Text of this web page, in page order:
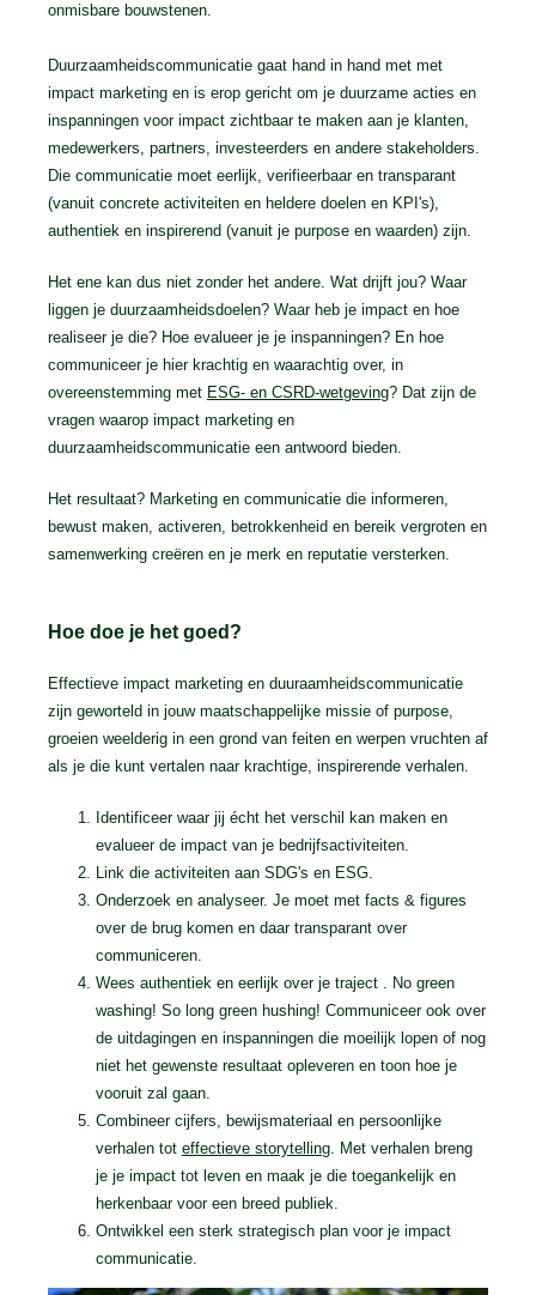
onmisbare bouwstenen.
Duurzaamheidscommunicatie gaat hand in hand met met
impact marketing en is erop gericht om je duurzame acties en
inspanningen voor impact zichtbaar te maken aan je klanten,
medewerkers, partners, investeerders en andere stakeholders.
Die communicatie moet eerlijk, verifieerbaar en transparant
(vanuit concrete activiteiten en heldere doelen en KPI's),
authentiek en inspirerend (vanuit je purpose en waarden) zijn.
Het ene kan dus niet zonder het andere. Wat drijft jou? Waar
liggen je duurzaamheidsdoelen? Waar heb je impact en hoe
realiseer je die? Hoe evalueer je je inspanningen? En hoe
communiceer je hier krachtig en waarachtig over, in
overeenstemming met ESG- en CSRD-wetgeving? Dat zijn de
vragen waarop impact marketing en
duurzaamheidscommunicatie een antwoord bieden.
Het resultaat? Marketing en communicatie die informeren,
bewust maken, activeren, betrokkenheid en bereik vergroten en
samenwerking creëren en je merk en reputatie versterken.
Hoe doe je het goed?
Effectieve impact marketing en duuraamheidscommunicatie
zijn geworteld in jouw maatschappelijke missie of purpose,
groeien weelderig in een grond van feiten en werpen vruchten af
als je die kunt vertalen naar krachtige, inspirerende verhalen.
Identificeer waar jij écht het verschil kan maken en
evalueer de impact van je bedrijfsactiviteiten.
Link die activiteiten aan SDG's en ESG.
Onderzoek en analyseer. Je moet met facts & figures
over de brug komen en daar transparant over
communiceren.
Wees authentiek en eerlijk over je traject . No green
washing! So long green hushing! Communiceer ook over
de uitdagingen en inspanningen die moeilijk lopen of nog
niet het gewenste resultaat opleveren en toon hoe je
vooruit zal gaan.
Combineer cijfers, bewijsmateriaal en persoonlijke
verhalen tot effectieve storytelling. Met verhalen breng
je je impact tot leven en maak je die toegankelijk en
herkenbaar voor een breed publiek.
Ontwikkel een sterk strategisch plan voor je impact
communicatie.